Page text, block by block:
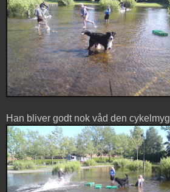
Han bliver godt nok våd den cykelmyg